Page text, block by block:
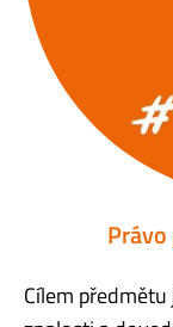
Cílem